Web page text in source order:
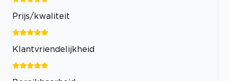
Prijs/kwaliteit
Klantvriendelijkheid